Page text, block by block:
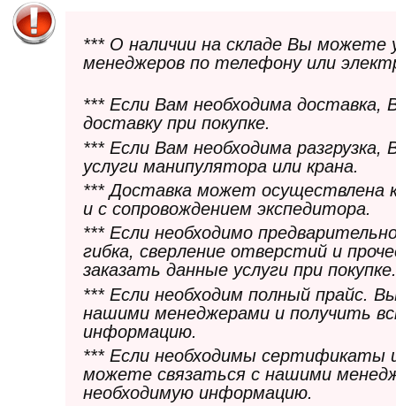
*** О наличии на складе Вы можете
менеджеров по телефону или
*** Если Вам необходима
доставку при покупке.
*** Если Вам необходима
услуги манипулятора или крана.
*** Доставка может осуществлена
и с сопровождением экспедитора.
*** Если необходимо
гибка, сверление отверстий и
заказать данные услуги при покупке.
*** Если необходим полный прайс.
нашими менеджерами и получить
информацию.
*** Если необходимы сертификаты
можете связаться с нашими
необходимую информацию.